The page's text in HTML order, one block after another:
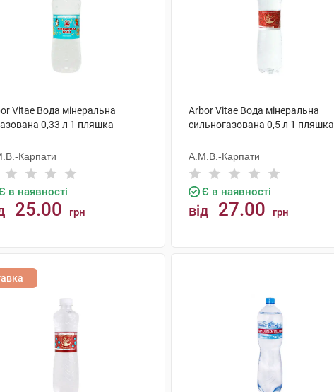
Vitae Вода мінеральна
0,33 л 1 пляшка
Карпати
в наявності
25.00 грн
Arbor Vitae Вода мінеральна
сильногазована 0,5 л 1 пляшка
А.М.В.-Карпати
Є в наявності
від 27.00 грн